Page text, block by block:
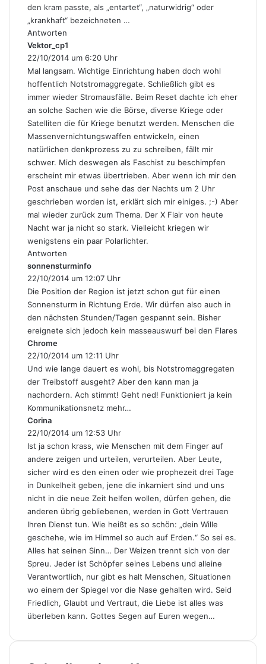
den kram passte, als „entartet“, „naturwidrig“ oder
„krankhaft“ bezeichneten …
Antworten
Vektor_cp1
a
g
t
:
22/10/2014 um 6:20 Uhr
Mal langsam. Wichtige Einrichtung haben doch wohl
hoffentlich Notstromaggregate. Schließlich gibt es
immer wieder Stromausfälle. Beim Reset dachte ich eher
an solche Sachen wie die Börse, diverse Kriege oder
Satelliten die für Kriege benutzt werden. Menschen die
Massenvernichtungswaffen entwickeln, einen
natürlichen denkprozess zu zu schreiben, fällt mir
schwer. Mich deswegen als Faschist zu beschimpfen
erscheint mir etwas übertrieben. Aber wenn ich mir den
Post anschaue und sehe das der Nachts um 2 Uhr
geschrieben worden ist, erklärt sich mir einiges. ;-) Aber
mal wieder zurück zum Thema. Der X Flair von heute
Nacht war ja nicht so stark. Vielleicht kriegen wir
wenigstens ein paar Polarlichter.
Antworten
sonnensturminfo
a
g
t
:
22/10/2014 um 12:07 Uhr
Die Position der Region ist jetzt schon gut für einen
Sonnensturm in Richtung Erde. Wir dürfen also auch in
den nächsten Stunden/Tagen gespannt sein. Bisher
ereignete sich jedoch kein masseauswurf bei den Flares
Chrome
a
g
t
:
22/10/2014 um 12:11 Uhr
Und wie lange dauert es wohl, bis Notstromaggregaten
der Treibstoff ausgeht? Aber den kann man ja
nachordern. Ach stimmt! Geht ned! Funktioniert ja kein
Kommunikationsnetz mehr…
Corina
a
g
t
:
22/10/2014 um 12:53 Uhr
Ist ja schon krass, wie Menschen mit dem Finger auf
andere zeigen und urteilen, verurteilen. Aber Leute,
sicher wird es den einen oder wie prophezeit drei Tage
in Dunkelheit geben, jene die inkarniert sind und uns
nicht in die neue Zeit helfen wollen, dürfen gehen, die
anderen übrig gebliebenen, werden in Gott Vertrauen
Ihren Dienst tun. Wie heißt es so schön: „dein Wille
geschehe, wie im Himmel so auch auf Erden.“ So sei es.
Alles hat seinen Sinn… Der Weizen trennt sich von der
Spreu. Jeder ist Schöpfer seines Lebens und alleine
Verantwortlich, nur gibt es halt Menschen, Situationen
wo einem der Spiegel vor die Nase gehalten wird. Seid
Friedlich, Glaubt und Vertraut, die Liebe ist alles was
überleben kann. Gottes Segen auf Euren wegen…